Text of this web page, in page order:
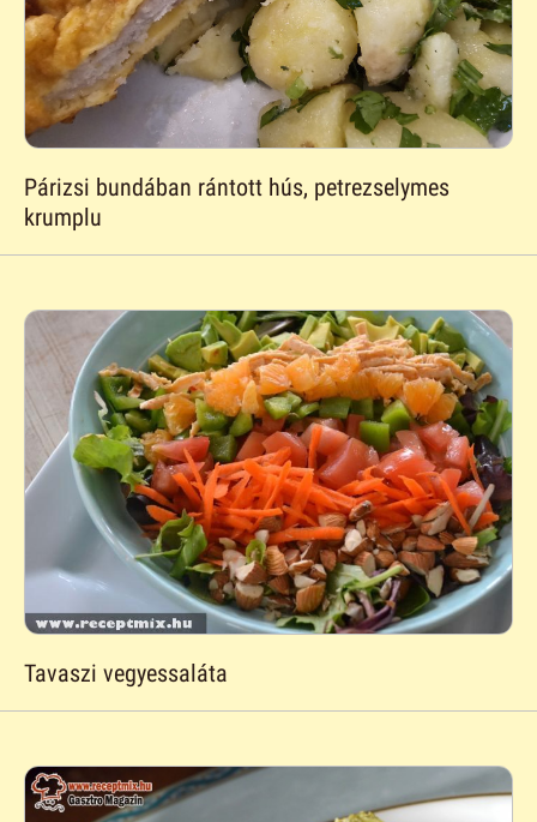
Párizsi bundában rántott hús, petrezselymes
krumplu
Tavaszi vegyessaláta